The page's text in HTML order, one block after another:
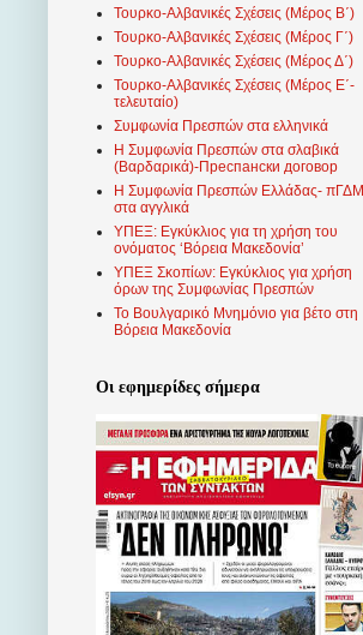
Τουρκο-Αλβανικές Σχέσεις (Μέρος Β΄)
Τουρκο-Αλβανικές Σχέσεις (Μέρος Γ΄)
Τουρκο-Αλβανικές Σχέσεις (Μέρος Δ΄)
Τουρκο-Αλβανικές Σχέσεις (Μέρος Ε΄-
τελευταίο)
Συμφωνία Πρεσπών στα ελληνικά
Η Συμφωνία Πρεσπών στα σλαβικά
(Βαρδαρικά)-Преспански договор
Η Συμφωνία Πρεσπών Ελλάδας- πΓΔΜ
στα αγγλικά
ΥΠΕΞ: Εγκύκλιος για τη χρήση του
ονόματος ‘Βόρεια Μακεδονία’
ΥΠΕΞ Σκοπίων: Εγκύκλιος για χρήση
όρων της Συμφωνίας Πρεσπών
Το Βουλγαρικό Μνημόνιο για βέτο στη
Βόρεια Μακεδονία
Οι εφημερίδες σήμερα